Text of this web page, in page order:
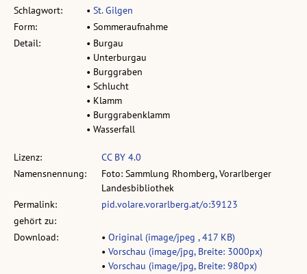
Schlagwort:
• St. Gilgen
Form:
• Sommeraufnahme
Detail:
• Burgau
• Unterburgau
• Burggraben
• Schlucht
• Klamm
• Burggrabenklamm
• Wasserfall
Lizenz:
CC BY 4.0
Namensnennung:
Foto: Sammlung Rhomberg, Vorarlberger
Landesbibliothek
Permalink:
pid.volare.vorarlberg.at/o:39123
gehört zu:
Download:
• Original (image/jpeg , 417 KB)
• Vorschau (image/jpg, Breite: 3000px)
• Vorschau (image/jpg, Breite: 980px)